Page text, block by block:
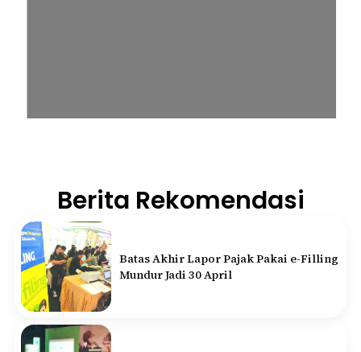
Berita Rekomendasi
Batas Akhir Lapor Pajak Pakai e-Filling
Mundur Jadi 30 April